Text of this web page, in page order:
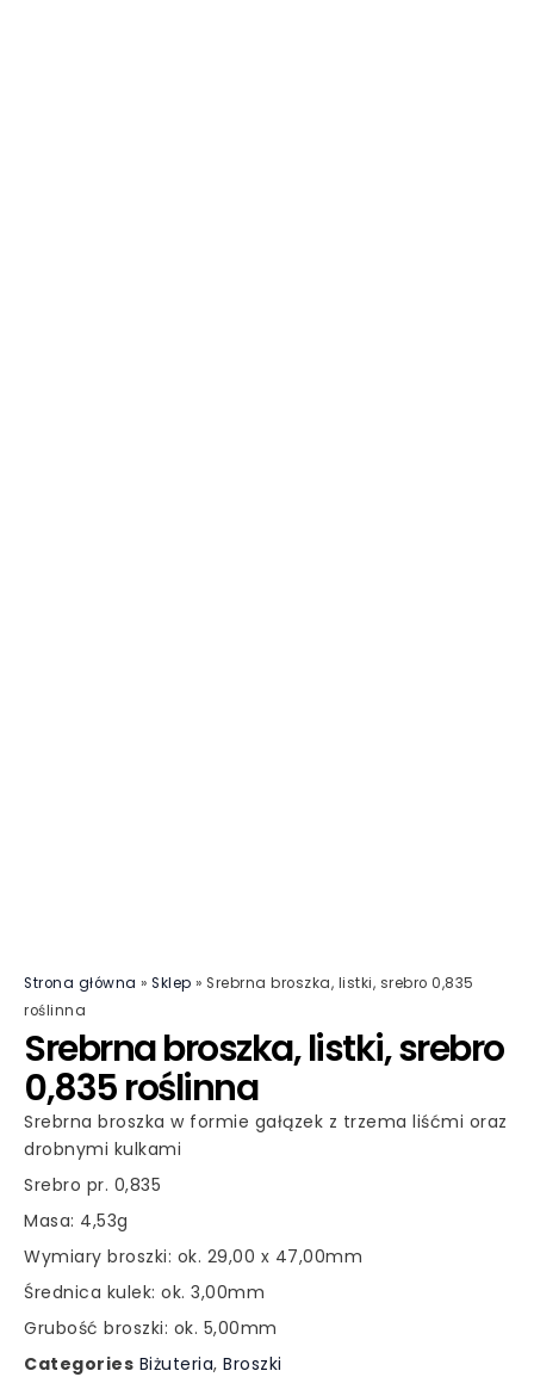
Strona główna » Sklep » Srebrna broszka, listki, srebro 0,835
roślinna
Srebrna broszka, listki, srebro
0,835 roślinna
Srebrna broszka w formie gałązek z trzema liśćmi oraz
drobnymi kulkami
Srebro pr. 0,835
Masa: 4,53g
Wymiary broszki: ok. 29,00 x 47,00mm
Średnica kulek: ok. 3,00mm
Grubość broszki: ok. 5,00mm
Categories Biżuteria, Broszki